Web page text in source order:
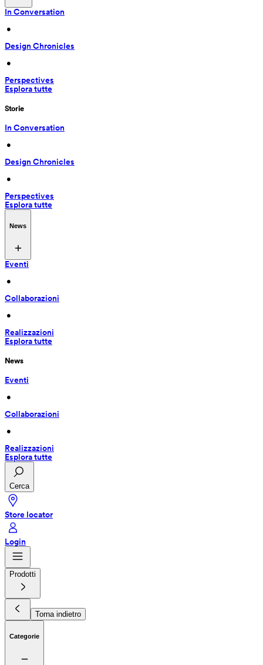
In Conversation
•
Design Chronicles
•
Perspectives
Esplora tutte
Storie
In Conversation
•
Design Chronicles
•
Perspectives
Esplora tutte
News
Eventi
•
Collaborazioni
•
Realizzazioni
Esplora tutte
News
Eventi
•
Collaborazioni
•
Realizzazioni
Esplora tutte
Cerca
Store locator
Login
Prodotti
Torna indietro
Categorie